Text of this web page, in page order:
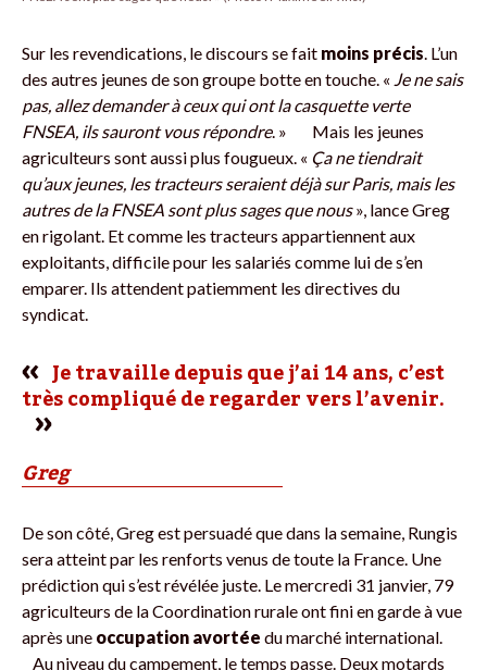
Sur les revendications, le discours se fait moins précis . L’un
des autres jeunes de son groupe botte en touche. « Je ne sais
pas, allez demander à ceux qui ont la casquette verte
FNSEA, ils sauront vous répondre. » Mais les jeunes
agriculteurs sont aussi plus fougueux. « Ça ne tiendrait
qu’aux jeunes, les tracteurs seraient déjà sur Paris, mais les
autres de la FNSEA sont plus sages que nous», lance Greg
en rigolant. Et comme les tracteurs appartiennent aux
exploitants, difficile pour les salariés comme lui de s’en
emparer. Ils attendent patiemment les directives du
syndicat.
Je travaille depuis que j’ai 14 ans, c’est
très compliqué de regarder vers l’avenir.
Greg
De son côté, Greg est persuadé que dans la semaine, Rungis
sera atteint par les renforts venus de toute la France. Une
prédiction qui s’est révélée juste. Le mercredi 31 janvier, 79
agriculteurs de la Coordination rurale ont fini en garde à vue
après une occupation avortée du marché international.
Au niveau du campement, le temps passe. Deux motards